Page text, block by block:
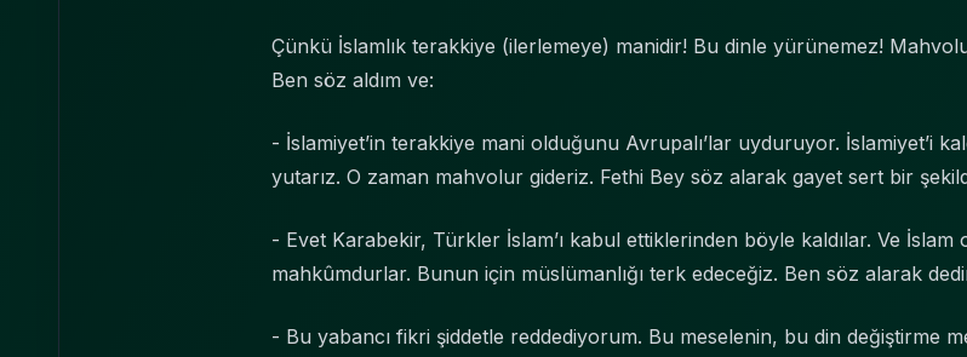
Çünkü İslamlık terakkiye (ilerlemeye) manidir! Bu dinle yürünemez!
Ben söz aldım ve:
- İslamiyet’in terakkiye mani olduğunu Avrupalı’lar uyduruyor. İslamiyet’i
yutarız. O zaman mahvolur gideriz. Fethi Bey söz alarak gayet sert bir
- Evet Karabekir, Türkler İslam’ı kabul ettiklerinden böyle kaldılar. Ve
mahkûmdurlar. Bunun için müslümanlığı terk edeceğiz. Ben söz alarak
- Bu yabancı fikri şiddetle reddediyorum. Bu meselenin, bu din değiştirme